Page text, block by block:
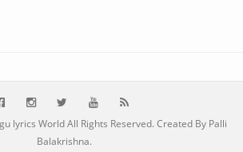
lyrics WorldAll Rights Reserved. Created By Palli
Balakrishna.